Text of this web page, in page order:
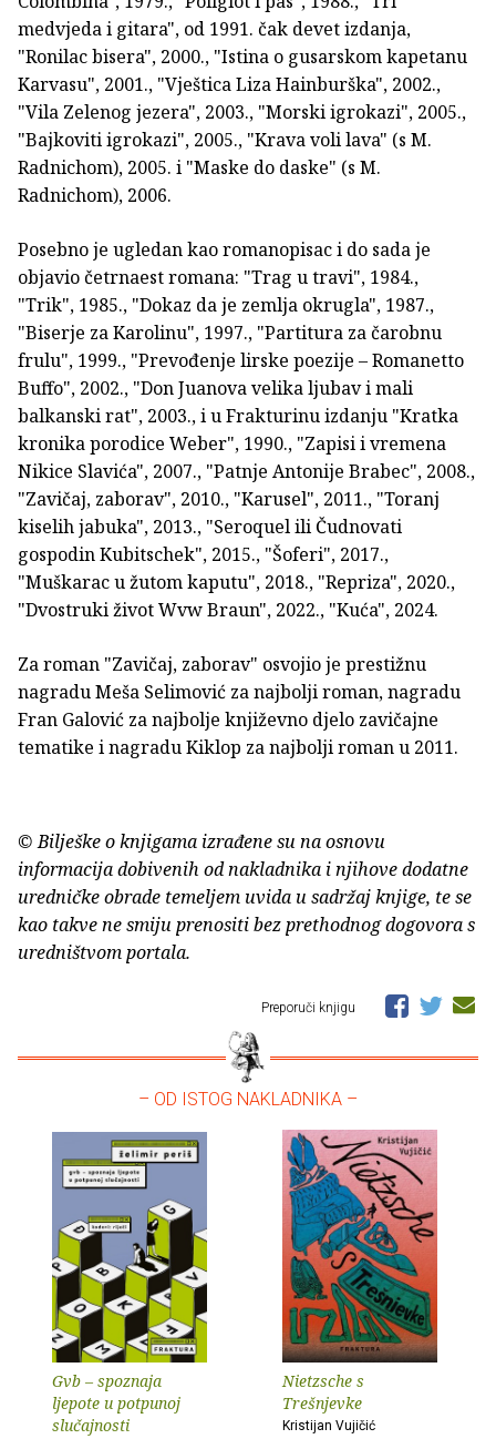
medvjeda i gitara", od 1991. čak devet izdanja,
"Ronilac bisera", 2000., "Istina o gusarskom kapetanu
Karvasu", 2001., "Vještica Liza Hainburška", 2002.,
"Vila Zelenog jezera", 2003., "Morski igrokazi", 2005.,
"Bajkoviti igrokazi", 2005., "Krava voli lava" (s M.
Radnichom), 2005. i "Maske do daske" (s M.
Radnichom), 2006.
Posebno je ugledan kao romanopisac i do sada je
objavio četrnaest romana: "Trag u travi", 1984.,
"Trik", 1985., "Dokaz da je zemlja okrugla", 1987.,
"Biserje za Karolinu", 1997., "Partitura za čarobnu
frulu", 1999., "Prevođenje lirske poezije – Romanetto
Buffo", 2002., "Don Juanova velika ljubav i mali
balkanski rat", 2003., i u Frakturinu izdanju "Kratka
kronika porodice Weber", 1990., "Zapisi i vremena
Nikice Slavića", 2007., "Patnje Antonije Brabec", 2008.,
"Zavičaj, zaborav", 2010., "Karusel", 2011., "Toranj
kiselih jabuka", 2013., "Seroquel ili Čudnovati
gospodin Kubitschek", 2015., "Šoferi", 2017.,
"Muškarac u žutom kaputu", 2018., "Repriza", 2020.,
"Dvostruki život Wvw Braun", 2022., "Kuća", 2024.
Za roman "Zavičaj, zaborav" osvojio je prestižnu
nagradu Meša Selimović za najbolji roman, nagradu
Fran Galović za najbolje književno djelo zavičajne
tematike i nagradu Kiklop za najbolji roman u 2011.
© Bilješke o knjigama izrađene su na osnovu
informacija dobivenih od nakladnika i njihove dodatne
uredničke obrade temeljem uvida u sadržaj knjige, te se
kao takve ne smiju prenositi bez prethodnog dogovora s
uredništvom portala.
Preporuči knjigu
– OD ISTOG NAKLADNIKA –
Gvb – spoznaja
ljepote u potpunoj
slučajnosti
Nietzsche s
Trešnjevke
Kristijan Vujičić